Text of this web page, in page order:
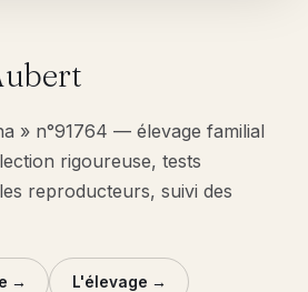
» n°91764 — élevage familial
rigoureuse, tests
reproducteurs, suivi des
→ L'élevage →